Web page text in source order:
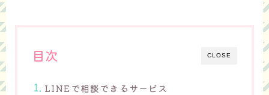
CLOSE
目次
LINEで相談できるサービス